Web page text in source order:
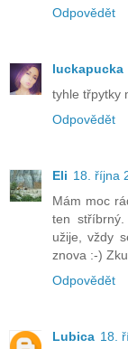
Odpovědět
luckapucka
tyhle třpytky
Odpovědět
Eli 18. října
Mám moc
ten
užije, vždy
znova :-)
Odpovědět
Lubica 18.